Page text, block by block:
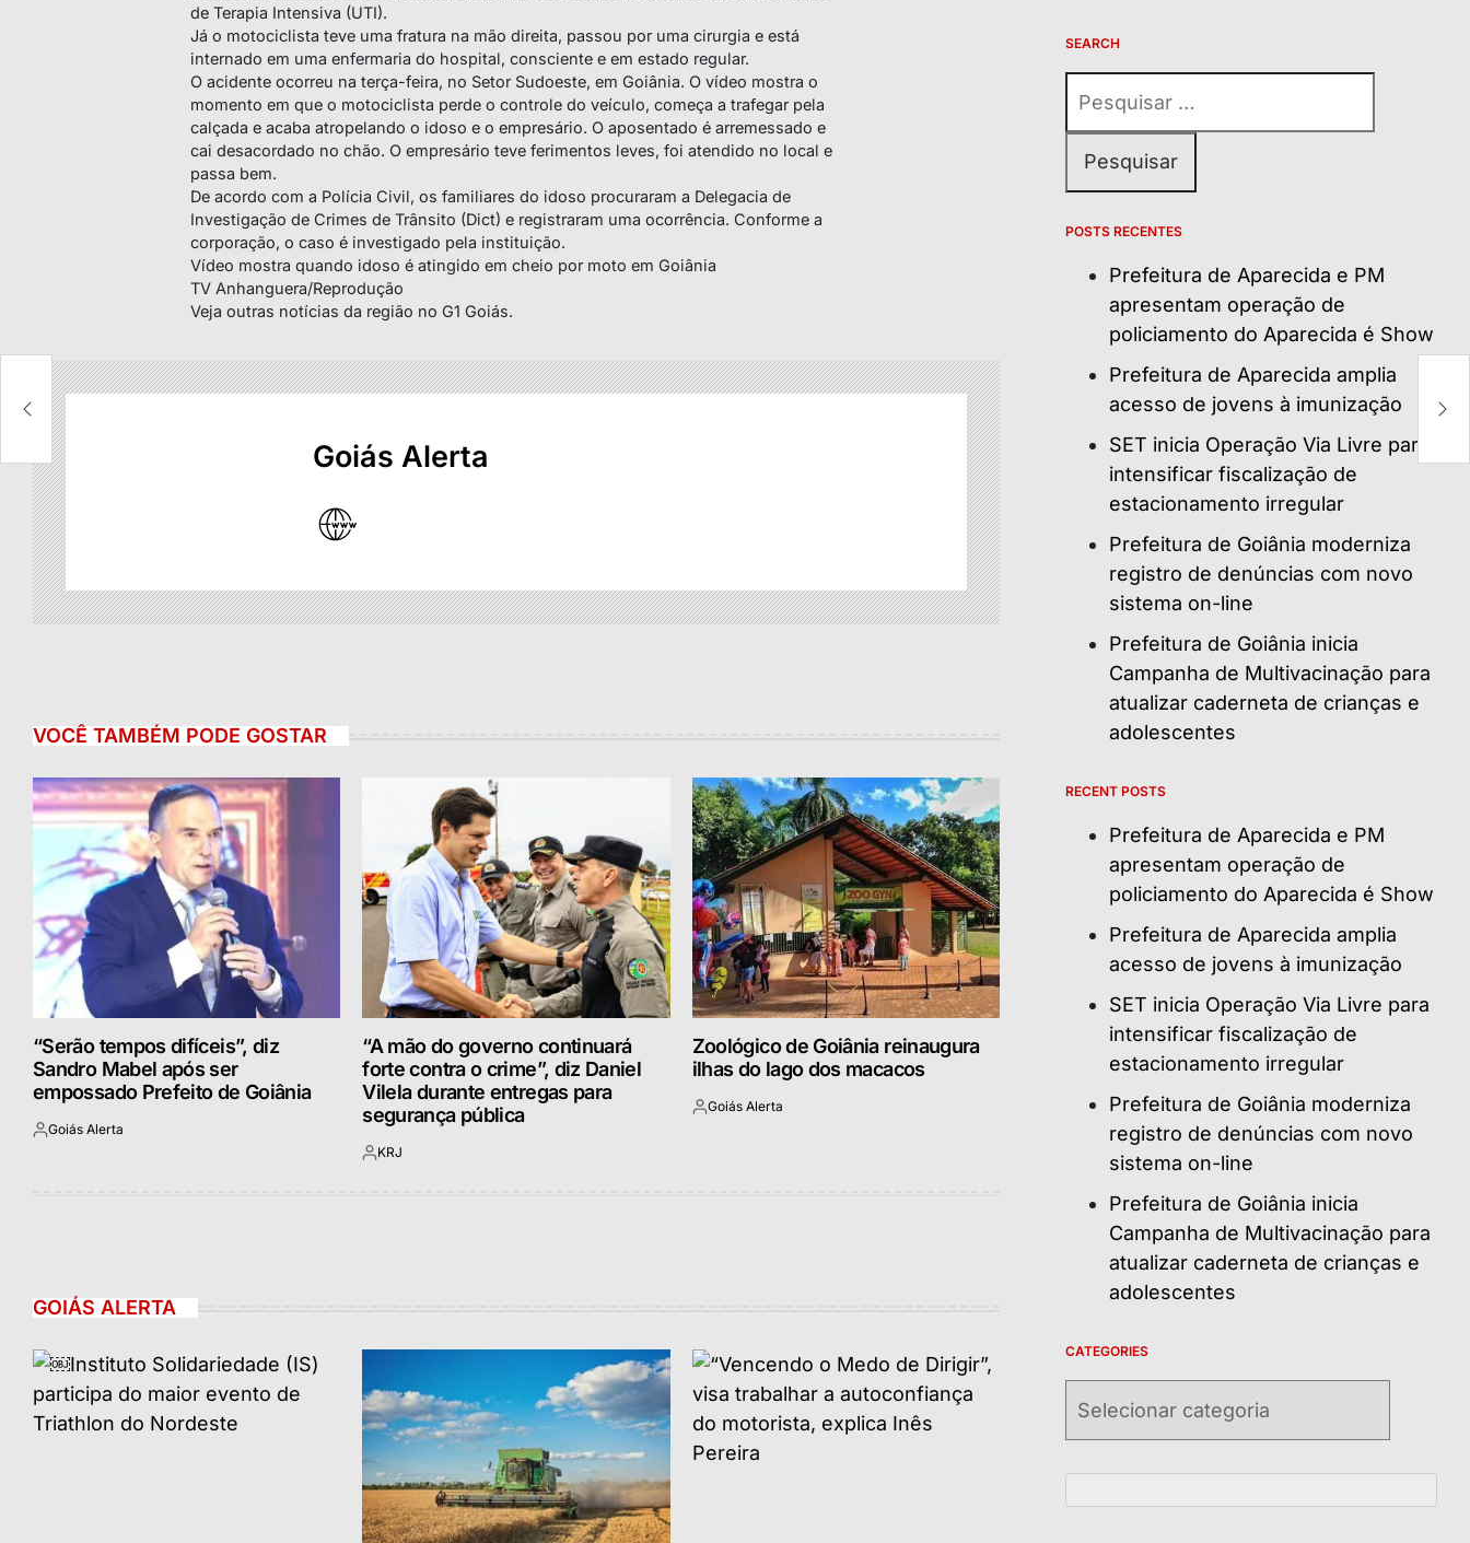
de Terapia Intensiva (UTI).
Já o motociclista teve uma fratura na mão direita, passou por uma cirurgia e está
internado em uma enfermaria do hospital, consciente e em estado regular.
O acidente ocorreu na terça-feira, no Setor Sudoeste, em Goiânia. O vídeo mostra o
momento em que o motociclista perde o controle do veículo, começa a trafegar pela
calçada e acaba atropelando o idoso e o empresário. O aposentado é arremessado e
cai desacordado no chão. O empresário teve ferimentos leves, foi atendido no local e
passa bem.
De acordo com a Polícia Civil, os familiares do idoso procuraram a Delegacia de
Investigação de Crimes de Trânsito (Dict) e registraram uma ocorrência. Conforme a
corporação, o caso é investigado pela instituição.
Vídeo mostra quando idoso é atingido em cheio por moto em Goiânia
TV Anhanguera/Reprodução
Veja outras notícias da região no G1 Goiás.
Goiás Alerta
VOCÊ TAMBÉM PODE GOSTAR
“Serão tempos difíceis”, diz
Sandro Mabel após ser
empossado Prefeito de Goiânia
Postado
Goiás Alerta
“A mão do governo continuará
forte contra o crime”, diz Daniel
Vilela durante entregas para
segurança pública
Postado
KRJ
Zoológico de Goiânia reinaugura
ilhas do lago dos macacos
Postado
Goiás Alerta
GOIÁS ALERTA
SEARCH
por:
POSTS RECENTES
Prefeitura de Aparecida e PM
apresentam operação de
policiamento do Aparecida é Show
Prefeitura de Aparecida amplia
acesso de jovens à imunização
SET inicia Operação Via Livre para
intensificar fiscalização de
estacionamento irregular
Prefeitura de Goiânia moderniza
registro de denúncias com novo
sistema on-line
Prefeitura de Goiânia inicia
Campanha de Multivacinação para
atualizar caderneta de crianças e
adolescentes
RECENT POSTS
Prefeitura de Aparecida e PM
apresentam operação de
policiamento do Aparecida é Show
Prefeitura de Aparecida amplia
acesso de jovens à imunização
SET inicia Operação Via Livre para
intensificar fiscalização de
estacionamento irregular
Prefeitura de Goiânia moderniza
registro de denúncias com novo
sistema on-line
Prefeitura de Goiânia inicia
Campanha de Multivacinação para
atualizar caderneta de crianças e
adolescentes
CATEGORIES